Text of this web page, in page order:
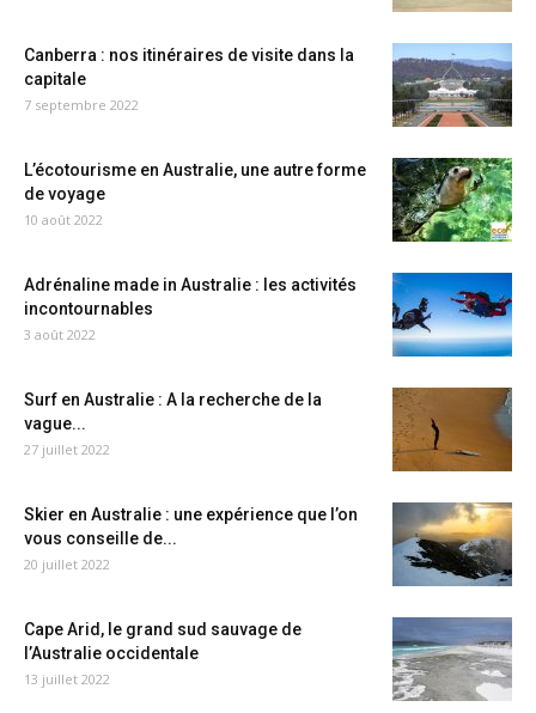
Canberra : nos itinéraires de visite dans la
capitale
7 septembre 2022
L’écotourisme en Australie, une autre forme
de voyage
10 août 2022
Adrénaline made in Australie : les activités
incontournables
3 août 2022
Surf en Australie : A la recherche de la
vague...
27 juillet 2022
Skier en Australie : une expérience que l’on
vous conseille de...
20 juillet 2022
Cape Arid, le grand sud sauvage de
l’Australie occidentale
13 juillet 2022